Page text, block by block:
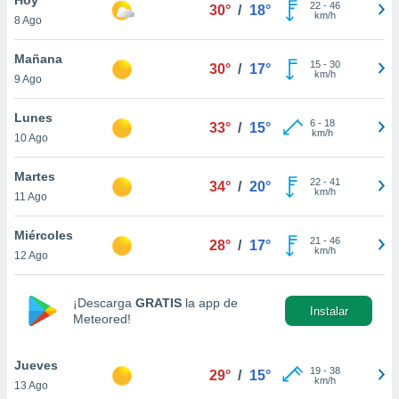
en
más
nuestra
de
aceptar
de
8 Ago
30° / 18° 22- 46
km/h
Mañana
9 Ago
30° / 17° 15- 30
km/h
Lunes
10 Ago
33° / 15° 6- 18
km/h
Martes
11 Ago
34° / 20° 22- 41
km/h
Miércoles
12 Ago
28° / 17° 21 - 46
km/h
¡Descarga GRATIS la app de
Meteored!
Instalar
Jueves
13 Ago
29° / 15° 19- 38
km/h